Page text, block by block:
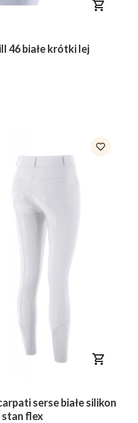
krótki lej
silikon
stan flex